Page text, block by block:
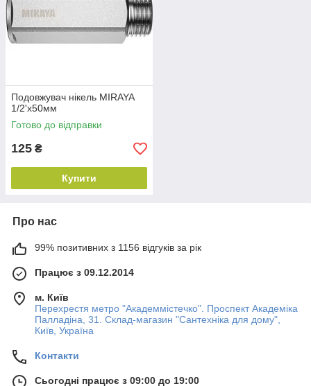
Подовжувач нікель MIRAYA
1/2'х50мм
Готово до відправки
125 ₴
Купити
Про нас
99% позитивних з 1156 відгуків за рік
Працює з 09.12.2014
м. Київ
Перехрестя метро "Академмістечко". Проспект Академіка
Палладіна, 31. Склад-магазин "Сантехніка для дому",
Київ, Україна
Контакти
Сьогодні працює з 09:00 до 19:00